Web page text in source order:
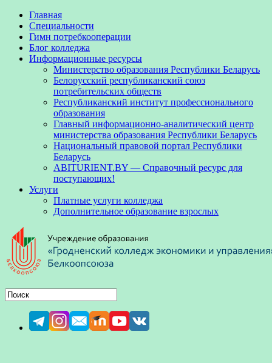
Главная
Специальности
Гимн потребкооперации
Блог колледжа
Информационные ресурсы
Министерство образования Республики Беларусь
Белорусский республиканский союз
потребительских обществ
Республиканский институт профессионального
образования
Главный информационно-аналитический центр
министерства образования Республики Беларусь
Национальный правовой портал Республики
Беларусь
ABITURIENT.BY — Справочный ресурс для
поступающих!
Услуги
Платные услуги колледжа
Дополнительное образование взрослых